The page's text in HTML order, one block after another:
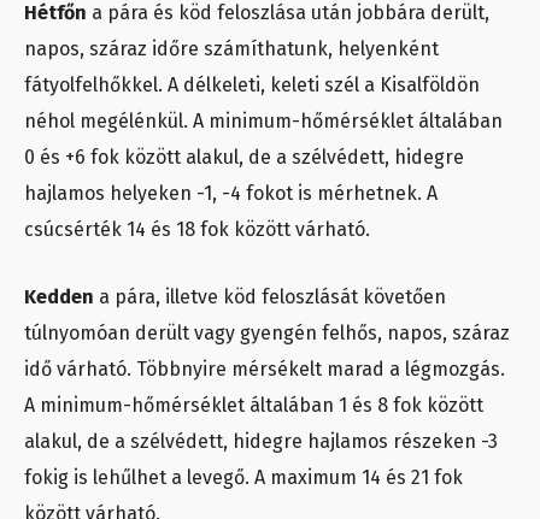
Hétfőn a pára és köd feloszlása után jobbára derült,
napos, száraz időre számíthatunk, helyenként
fátyolfelhőkkel. A délkeleti, keleti szél a Kisalföldön
néhol megélénkül. A minimum-hőmérséklet általában
0 és +6 fok között alakul, de a szélvédett, hidegre
hajlamos helyeken -1, -4 fokot is mérhetnek. A
csúcsérték 14 és 18 fok között várható.
Kedden a pára, illetve köd feloszlását követően
túlnyomóan derült vagy gyengén felhős, napos, száraz
idő várható. Többnyire mérsékelt marad a légmozgás.
A minimum-hőmérséklet általában 1 és 8 fok között
alakul, de a szélvédett, hidegre hajlamos részeken -3
fokig is lehűlhet a levegő. A maximum 14 és 21 fok
között várható.